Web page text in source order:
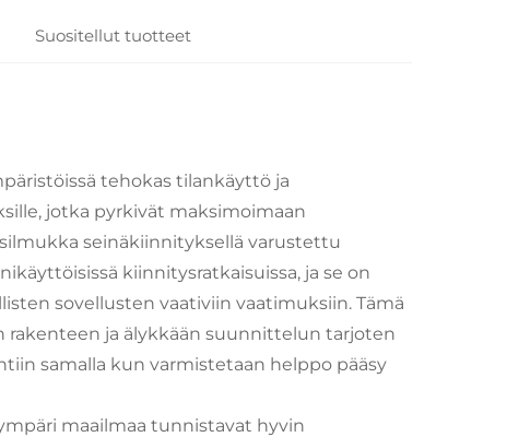
Suositellut tuotteet
tehokas tilankäyttö ja
jotka pyrkivät maksimoimaan
seinäkiinnityksellä varustettu
kiinnitysratkaisuissa, ja se on
sovellusten vaativiin vaatimuksiin. Tämä
rakenteen ja älykkään suunnittelun tarjoten
samalla kun varmistetaan helppo pääsy
maailmaa tunnistavat hyvin